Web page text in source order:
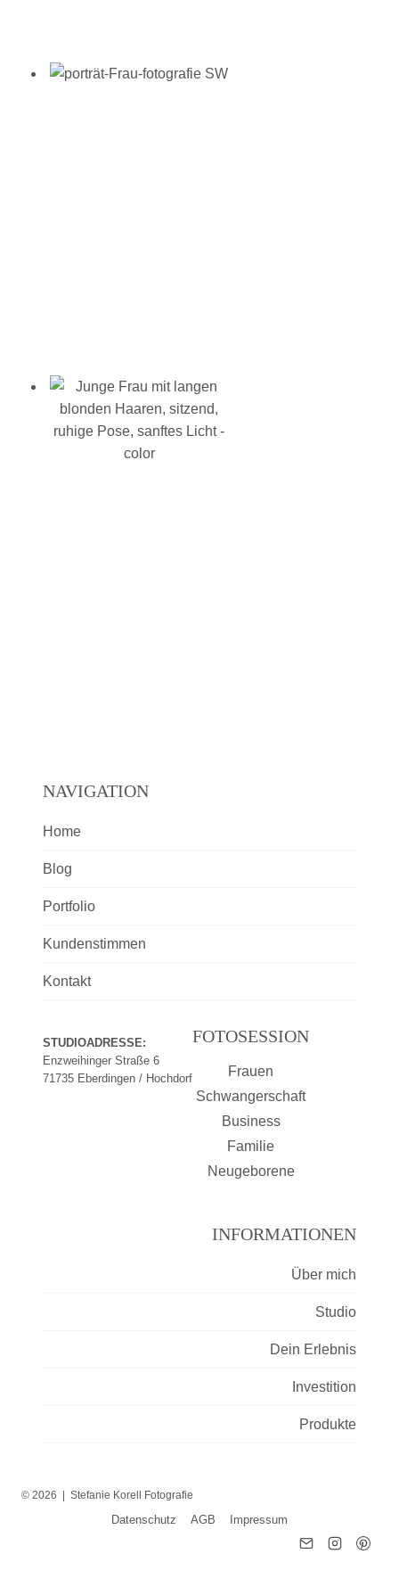
NAVIGATION
Home
Blog
Portfolio
Kundenstimmen
Kontakt
STUDIOADRESSE:
Enzweihinger Straße 6
71735 Eberdingen / Hochdorf
FOTOSESSION
Frauen
Schwangerschaft
Business
Familie
Neugeborene
INFORMATIONEN
Über mich
Studio
Dein Erlebnis
Investition
Produkte
© 2026 | Stefanie Korell Fotografie
Datenschutz AGB Impressum